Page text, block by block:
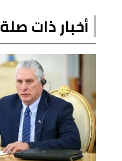
أخبار ذات صلة